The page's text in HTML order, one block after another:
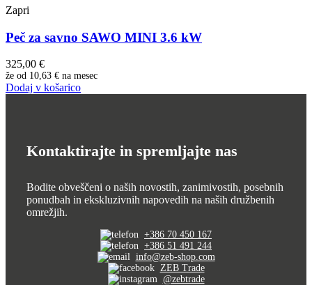
Zapri
Peč za savno SAWO MINI 3.6 kW
325,00 €
že od 10,63 € na mesec
Dodaj v košarico
Kontaktirajte in spremljajte nas
Bodite obveščeni o naših novostih, zanimivostih, posebnih
ponudbah in ekskluzivnih napovedih na naših družbenih
omrežjih.
+386 70 450 167
+386 51 491 244
info@zeb-shop.com
ZEB Trade
@zebtrade